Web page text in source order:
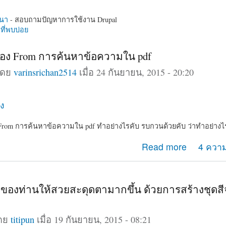
า - สอบถามปัญหาการใช้งาน Drupal
ที่พบบ่อย
ง From การค้นหาข้อความใน pdf
ดยvarinsrichan2514 เมื่อ 24 กันยายน, 2015 - 20:20
การค้นหาข้อความใน pdf ทำอย่างไรคับ รบกวนด้วยคับ ว่าทำอย่างไ
Read more
รื่อง From การค้นหาข้อความใน pdf 4 ควา
องท่านให้สวยสะดุดตามากขึ้น ด้วยการสร้างชุด
titipun เมื่อ 19 กันยายน, 2015 - 08:21